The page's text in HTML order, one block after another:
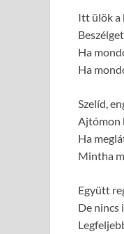
Itt ülök a
Ha
Ha
Szelíd,
Ajtómon
Ha
Mintha
Együtt
De nincs